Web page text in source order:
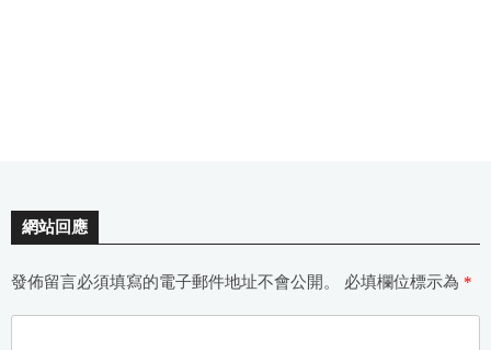
網站回應
發佈留言必須填寫的電子郵件地址不會公開。 必填欄位標示為 *